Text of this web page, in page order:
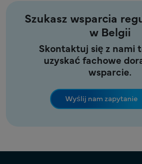
Szukasz wsparcia
w Belgii
Skontaktuj się z nami
uzyskać fachowe
wsparcie.
Wyślij nam zapytanie